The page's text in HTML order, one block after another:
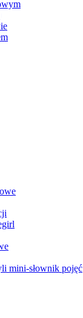
mini-słownik pojęć